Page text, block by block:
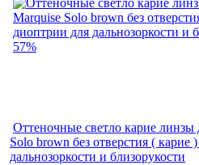
57%
Оттеночные светло карие линзы
Solo brown без отверстия (
дальнозоркости и близорукости